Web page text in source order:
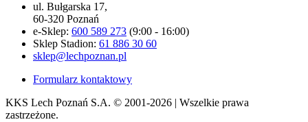
ul. Bułgarska 17,
60-320 Poznań
e-Sklep: 600 589 273 (9:00 - 16:00)
Sklep Stadion: 61 886 30 60
sklep@lechpoznan.pl
Formularz kontaktowy
KKS Lech Poznań S.A. © 2001-2026 | Wszelkie prawa
zastrzeżone.